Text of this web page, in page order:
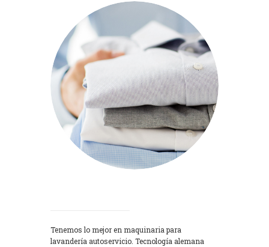
Tenemos lo mejor en maquinaria para
lavandería autoservicio. Tecnología alemana